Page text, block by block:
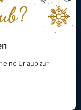
eine Urlaub zur